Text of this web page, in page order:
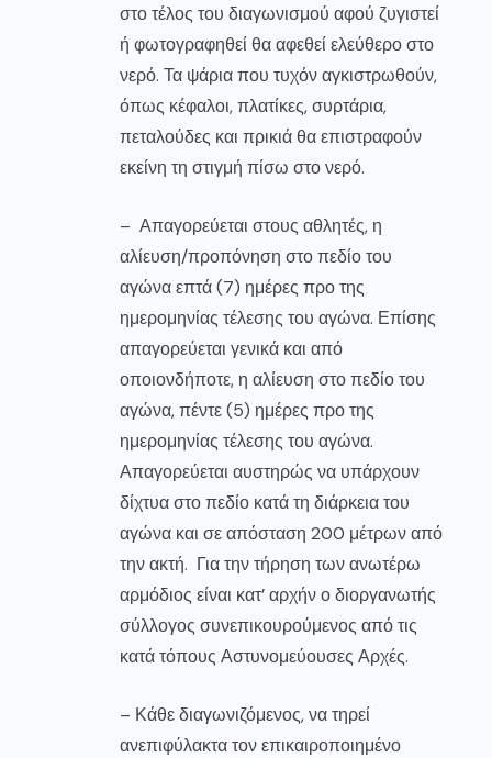
στο τέλος του διαγωνισμού αφού ζυγιστεί
ή φωτογραφηθεί θα αφεθεί ελεύθερο στο
νερό. Τα ψάρια που τυχόν αγκιστρωθούν,
όπως κέφαλοι, πλατίκες, συρτάρια,
πεταλούδες και πρικιά θα επιστραφούν
εκείνη τη στιγμή πίσω στο νερό.
– Απαγορεύεται στους αθλητές, η
αλίευση/προπόνηση στο πεδίο του
αγώνα επτά (7) ημέρες προ της
ημερομηνίας τέλεσης του αγώνα. Επίσης
απαγορεύεται γενικά και από
οποιονδήποτε, η αλίευση στο πεδίο του
αγώνα, πέντε (5) ημέρες προ της
ημερομηνίας τέλεσης του αγώνα.
Απαγορεύεται αυστηρώς να υπάρχουν
δίχτυα στο πεδίο κατά τη διάρκεια του
αγώνα και σε απόσταση 200 μέτρων από
την ακτή. Για την τήρηση των ανωτέρω
αρμόδιος είναι κατ’ αρχήν ο διοργανωτής
σύλλογος συνεπικουρούμενος από τις
κατά τόπους Αστυνομεύουσες Αρχές.
– Κάθε διαγωνιζόμενος, να τηρεί
ανεπιφύλακτα τον επικαιροποιημένο